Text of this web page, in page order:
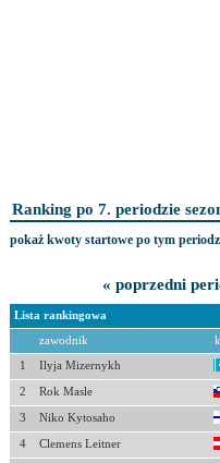
Ranking po 7. periodzie
pokaż kwoty startowe po tym
« poprzedni
Lista rankingowa
zawodnik
1 Ilyja Mizernykh
2 Rok Masle
3 Niko Kytosaho
4 Clemens Leitner